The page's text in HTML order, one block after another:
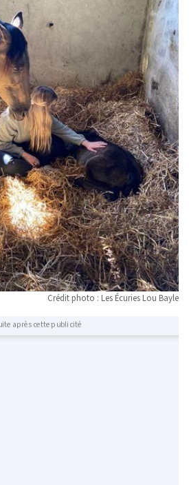
Crédit photo : Les Écuries Lou Bayle
après cette publicité